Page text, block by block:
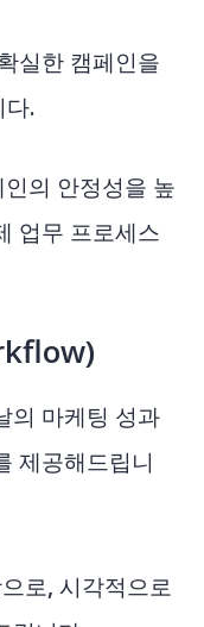
실한 캠페인을
다.
의 안정성을 높
업무 프로세스
의 마케팅 성과
제공해드립니
로, 시각적으로